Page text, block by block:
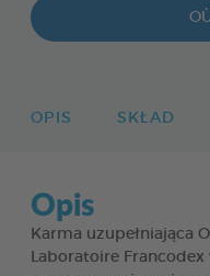
OPIS SKŁAD
Opis
Karma uzupełniająca
Laboratoire